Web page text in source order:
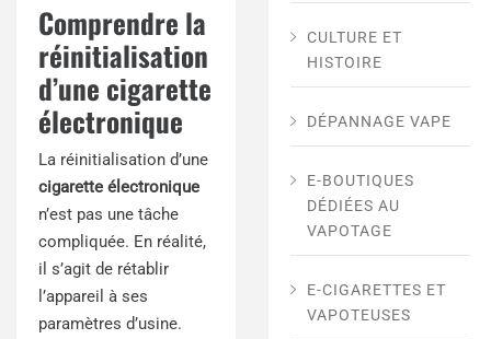
Comprendre la
réinitialisation
d’une cigarette
électronique
La réinitialisation d’une
cigarette électronique
n’est pas une tâche
compliquée. En réalité,
il s’agit de rétablir
l’appareil à ses
paramètres d’usine.
CULTURE ET
HISTOIRE
DÉPANNAGE VAPE
E-BOUTIQUES
DÉDIÉES AU
VAPOTAGE
E-CIGARETTES ET
VAPOTEUSES